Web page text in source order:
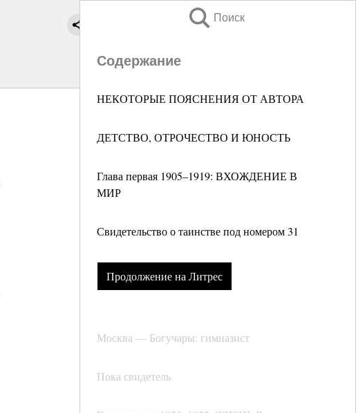
Поиск
Содержание
НЕКОТОРЫЕ ПОЯСНЕНИЯ ОТ АВТОРА
ДЕТСТВО, ОТРОЧЕСТВО И ЮНОСТЬ
Глава первая 1905–1919: ВХОЖДЕНИЕ В
МИР
Свидетельство о таинстве под номером 31
Продолжение на Литрес
Москва — Богучары: гимназист
Пока свидетель